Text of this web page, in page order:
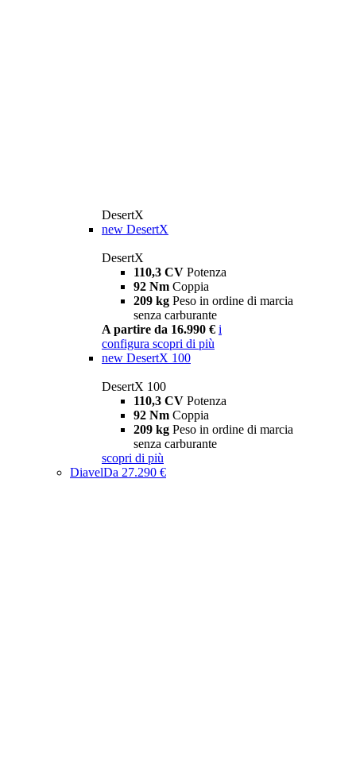
DesertX
new DesertX
DesertX
110,3 CV Potenza
92 Nm Coppia
209 kg Peso in ordine di marcia
senza carburante
A partire da 16.990 € i
configura scopri di più
new DesertX 100
DesertX 100
110,3 CV Potenza
92 Nm Coppia
209 kg Peso in ordine di marcia
senza carburante
scopri di più
DiavelDa 27.290 €